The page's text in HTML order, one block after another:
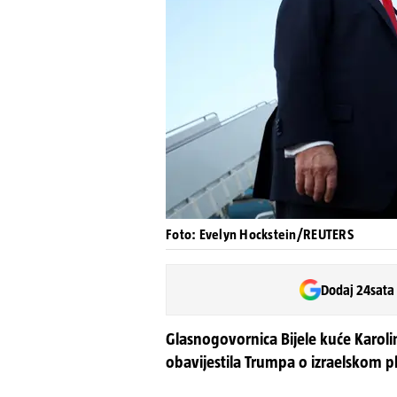
Foto: Evelyn Hockstein/REUTERS
Dodaj
Glasnogovornica Bijele kuće
obavijestila Trumpa o izraelskom